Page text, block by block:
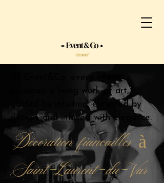
becomes a living work of art,
guided by intuition, elevated by
design, and infused with elegance.
Décoration fiancailles à
Saint-Laurent-du-Var